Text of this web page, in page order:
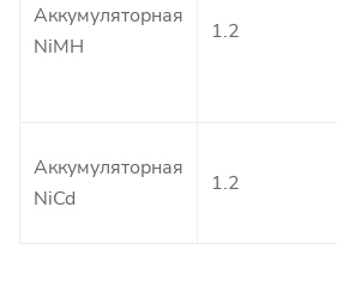
Аккумуляторная
NiMH
1.2
Аккумуляторная
NiCd
1.2